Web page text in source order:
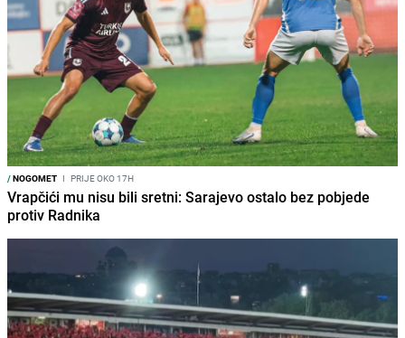
/NOGOMET I PRIJE OKO 17H
Vrapčići mu nisu bili sretni: Sarajevo ostalo bez pobjede
protiv Radnika